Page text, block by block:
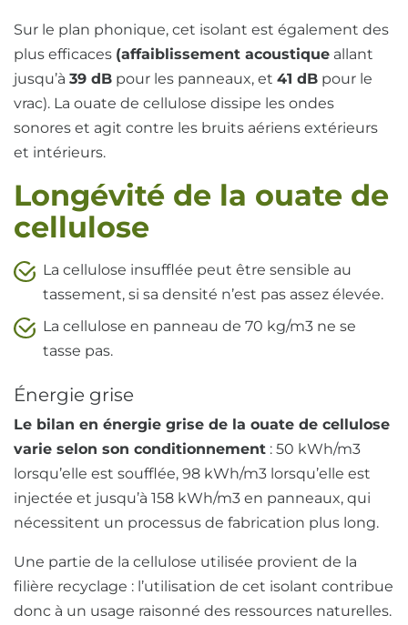
Sur le plan phonique, cet isolant est également des
plus efficaces (affaiblissement acoustique allant
jusqu’à 39 dB pour les panneaux, et 41 dB pour le
vrac). La ouate de cellulose dissipe les ondes
sonores et agit contre les bruits aériens extérieurs
et intérieurs.
Longévité de la ouate de
cellulose
La cellulose insufflée peut être sensible au
tassement, si sa densité n’est pas assez élevée.
La cellulose en panneau de 70 kg/m3 ne se
tasse pas.
Énergie grise
Le bilan en énergie grise de la ouate de cellulose
varie selon son conditionnement : 50 kWh/m3
lorsqu’elle est soufflée, 98 kWh/m3 lorsqu’elle est
injectée et jusqu’à 158 kWh/m3 en panneaux, qui
nécessitent un processus de fabrication plus long.
Une partie de la cellulose utilisée provient de la
filière recyclage : l’utilisation de cet isolant contribue
donc à un usage raisonné des ressources naturelles.